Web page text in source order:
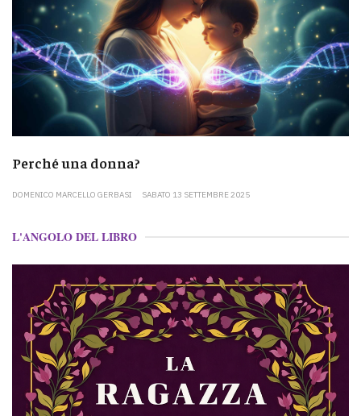
Perché una donna?
DOMENICO MARCELLO GERBASI SABATO 13 SETTEMBRE 2025
L'ANGOLO DEL LIBRO